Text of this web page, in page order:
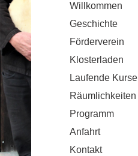
Willkommen
Geschichte
Förderverein
Klosterladen
Laufende Kurse
Räumlichkeiten
Programm
Anfahrt
Kontakt